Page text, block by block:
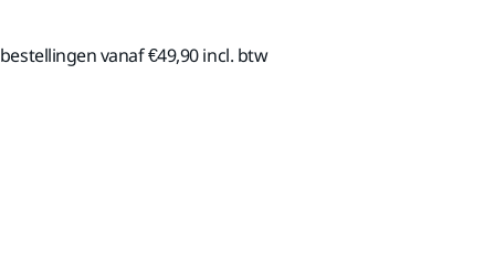
vanaf €49,90 incl. btw